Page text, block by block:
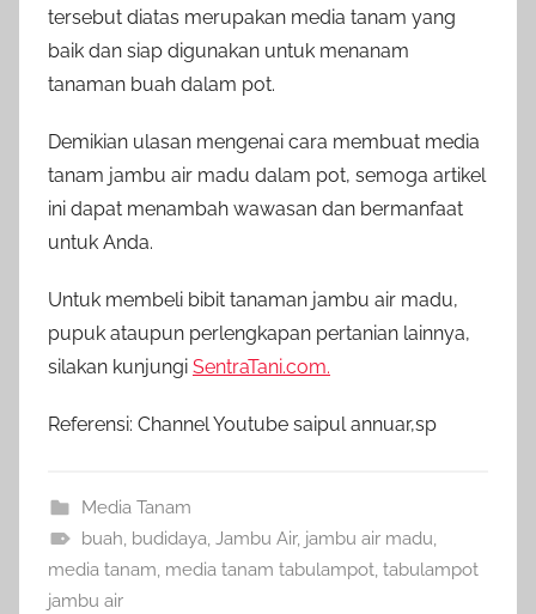
tersebut diatas merupakan media tanam yang
baik dan siap digunakan untuk menanam
tanaman buah dalam pot.
Demikian ulasan mengenai cara membuat media
tanam jambu air madu dalam pot, semoga artikel
ini dapat menambah wawasan dan bermanfaat
untuk Anda.
Untuk membeli bibit tanaman jambu air madu,
pupuk ataupun perlengkapan pertanian lainnya,
silakan kunjungi SentraTani.com.
Referensi: Channel Youtube saipul annuar,sp
Media Tanam
buah, budidaya, Jambu Air, jambu air madu,
media tanam, media tanam tabulampot, tabulampot
jambu air